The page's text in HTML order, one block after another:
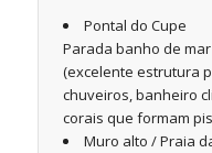
Pontal do Cupe
Parada banho de mar
(excelente estrutura
chuveiros, banheiro
corais que formam
Muro alto / Praia